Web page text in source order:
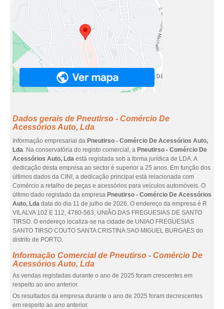
Dados gerais de Pneutirso - Comércio De
Acessórios Auto, Lda
Informação empresarial da Pneutirso - Comércio De Acessórios Auto,
Lda. Na conservatória do registo comercial, a Pneutirso - Comércio De
Acessórios Auto, Lda está registada sob a forma jurídica de LDA. A
dedicação desta empresa ao sector é superior a 25 anos. Em função dos
últimos dados da CINI, a dedicação principal está relacionada com
Comércio a retalho de peças e acessórios para veículos automóveis. O
último dado registado da empresa Pneutirso - Comércio De Acessórios
Auto, Lda data do dia 11 de julho de 2026. O endereço da empresa é R
VILALVA 102 E 112, 4780-563, UNIÃO DAS FREGUESIAS DE SANTO
TIRSO. O endereço localiza-se na cidade de UNIAO FREGUESIAS
SANTO TIRSO COUTO SANTA CRISTINA SAO MIGUEL BURGAES do
distrito de PORTO.
Informação Comercial de Pneutirso - Comércio De
Acessórios Auto, Lda
As vendas registadas durante o ano de 2025 foram crescentes em
respeito ao ano anterior.
Os resultados da empresa durante o ano de 2025 foram decrescentes
em respeito ao ano anterior.